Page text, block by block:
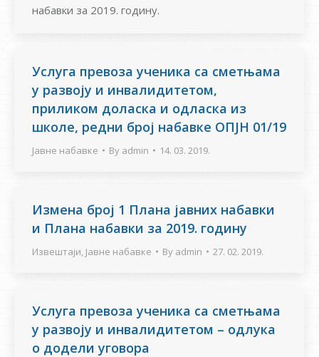
набавки за 2019. годину.
Услуга превоза ученика са сметњама
у развоју и инвалидитетом,
приликом доласка и одласка из
школе, редни број набавке ОПЈН 01/19
Јавне набавке By admin 14. 03. 2019.
Измена број 1 Плана јавних набавки
и Плана набавки за 2019. годину
Извештаји, Јавне набавке By admin 27. 02. 2019.
Услуга превоза ученика са сметњама
у развоју и инвалидитетом – одлука
о додели уговора